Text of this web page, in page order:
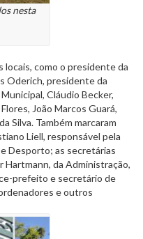
nesta
locais, como o presidente da
Oderich, presidente da
Cláudio Becker,
João Marcos Guará,
Silva. Também marcaram
Liell, responsável pela
Desporto; as secretárias
Hartmann, da Administração,
prefeito e secretário de
e outros